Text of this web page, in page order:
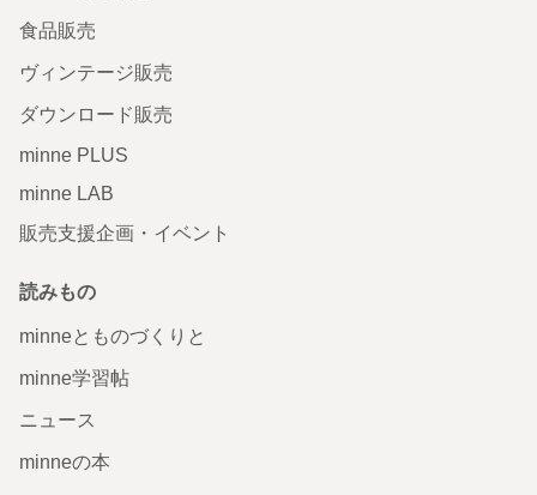
食品販売
ヴィンテージ販売
ダウンロード販売
minne PLUS
minne LAB
販売支援企画・イベント
読みもの
minneとものづくりと
minne学習帖
ニュース
minneの本